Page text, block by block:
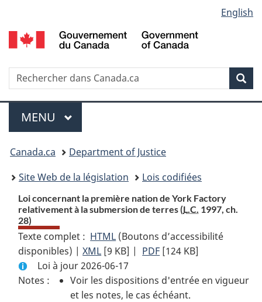
au
contenu
propos
de
la
HTML
simplifiée
selection
English
Recherche
Menu
MENU PRINCIPAL
You
are
here:
Canada.ca
Department of Justice
Site Web de la législation
Lois codifiées
Loi concernant la première nation de York Factory
relativement à la submersion de terres (L.C. 1997, ch.
28)
Texte complet : HTML Texte
complet
:
Loi
concernant
(Boutons d’accessibilité
disponibles) |XML Texte
complet
:
Loi
[9 KB] | PDF Texte
:
Loi
[124 KB]
Loi à jour 2026-06-17
Notes :
Voir les dispositions d'entrée en vigueur
et les notes, le cas échéant.